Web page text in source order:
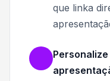
que linka